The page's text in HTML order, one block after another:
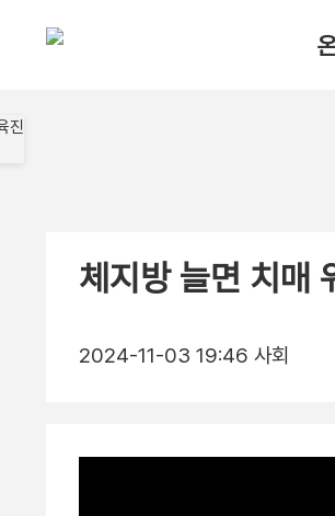
체지방 늘면 치매
2024-11-03 19:46 사회